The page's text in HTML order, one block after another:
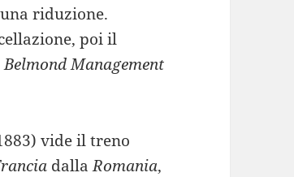
riduzione.
poi il
Belmond Management
vide il treno
dallaRomania,